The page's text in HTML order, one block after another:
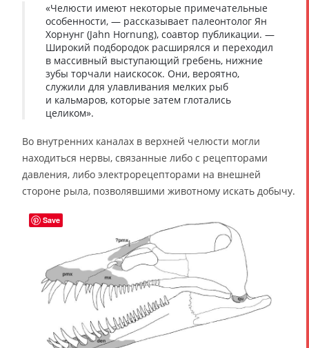
«Челюсти имеют некоторые примечательные
особенности, — рассказывает палеонтолог Ян
Хорнунг (Jahn Hornung), соавтор публикации. —
Широкий подбородок расширялся и переходил
в массивный выступающий гребень, нижние
зубы торчали наискосок. Они, вероятно,
служили для улавливания мелких рыб
и кальмаров, которые затем глотались
целиком».
Во внутренних каналах в верхней челюсти могли
находиться нервы, связанные либо с рецепторами
давления, либо электрорецепторами на внешней
стороне рыла, позволявшими животному искать добычу.
Save